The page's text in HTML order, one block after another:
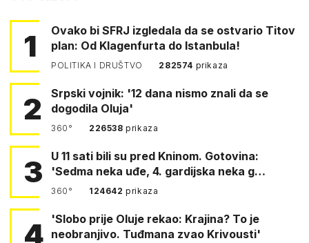
1
Ovako bi SFRJ izgledala da se ostvario Titov
plan: Od Klagenfurta do Istanbula!
POLITIKA I DRUŠTVO 282574 prikaza
2
Srpski vojnik: '12 dana nismo znali da se
dogodila Oluja'
360° 226538prikaza
3
U 11 sati bili su pred Kninom. Gotovina:
'Sedma neka uđe, 4. gardijska neka g…
360° 124642prikaza
4
'Slobo prije Oluje rekao: Krajina? To je
neobranjivo. Tuđmana zvao Krivousti'